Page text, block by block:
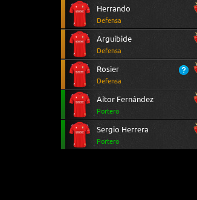
Herrando
Defensa
Arguibide
Defensa
Rosier
Defensa
Aitor Fernández
Portero
Sergio Herrera
Portero